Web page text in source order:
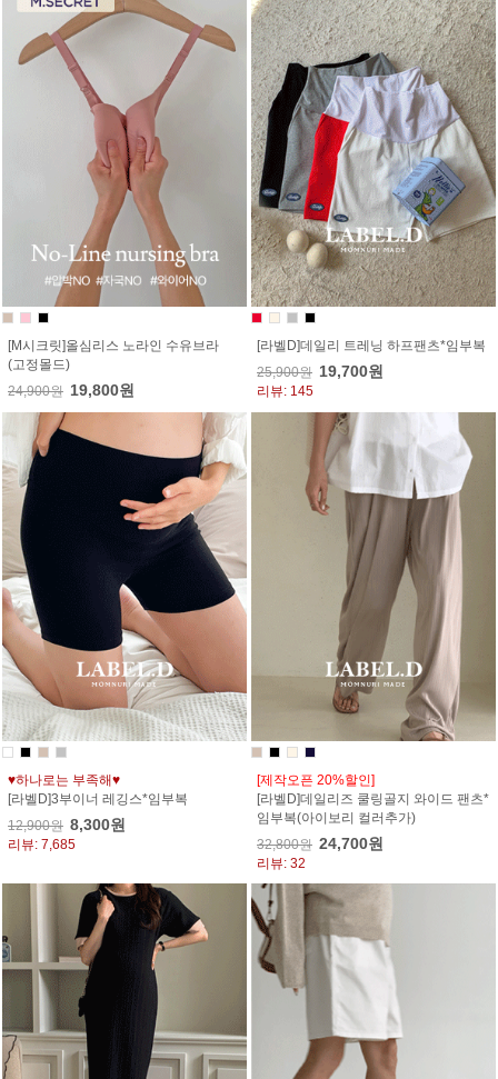
[M시크릿]올심리스 노라인 수유브라
(고정몰드)
24,900원 19,800원
[라벨D]데일리 트레닝 하프팬츠*임부복
25,900원 19,700원
리뷰: 145
♥하나로는 부족해♥
[라벨D]3부이너 레깅스*임부복
12,900원 8,300원
리뷰: 7,685
[제작오픈 20%할인]
[라벨D]데일리즈 쿨링골지 와이드 팬츠*
임부복(아이보리 컬러추가)
32,800원 24,700원
리뷰: 32